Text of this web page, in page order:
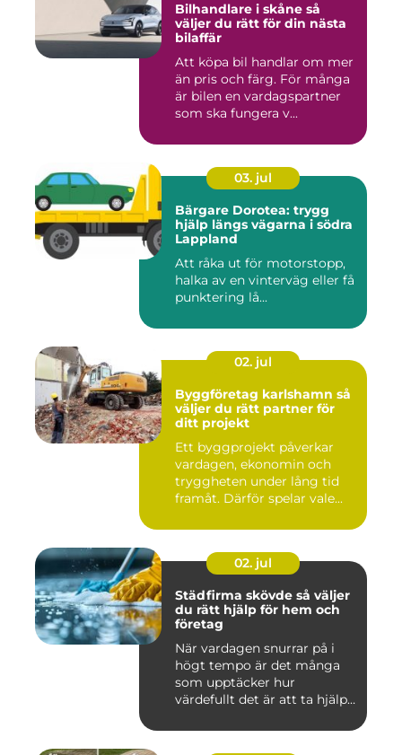
Bilhandlare i skåne så
väljer du rätt för din nästa
bilaffär
Att köpa bil handlar om mer
än pris och färg. För många
är bilen en vardagspartner
som ska fungera v...
03. jul
Bärgare Dorotea: trygg
hjälp längs vägarna i södra
Lappland
Att råka ut för motorstopp,
halka av en vinterväg eller få
punktering lå...
02. jul
Byggföretag karlshamn så
väljer du rätt partner för
ditt projekt
Ett byggprojekt påverkar
vardagen, ekonomin och
tryggheten under lång tid
framåt. Därför spelar vale...
02. jul
Städfirma skövde så väljer
du rätt hjälp för hem och
företag
När vardagen snurrar på i
högt tempo är det många
som upptäcker hur
värdefullt det är att ta hjälp